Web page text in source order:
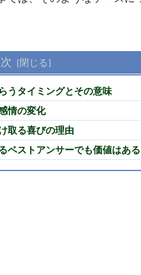
うタイミングとその意味
情の変化
取る喜びの理由
ベストアンサーでも価値はある